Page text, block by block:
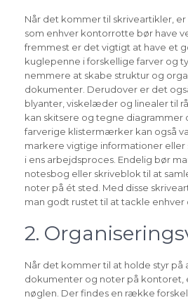
Når det kommer til skriveartikler, er
som enhver kontorrotte bør have
fremmest er det vigtigt at have et
kuglepenne i forskellige farver og
nemmere at skabe struktur og
dokumenter. Derudover er det
blyanter, viskelæder og linealer til
kan skitsere og tegne diagrammer
farverige klistermærker kan også
markere vigtige informationer
i ens arbejdsproces. Endelig bør
notesbog eller skriveblok til at
noter på ét sted. Med disse
man godt rustet til at tackle enhver
2.
Når det kommer til at holde styr på
dokumenter og noter på kontoret,
nøglen. Der findes en række